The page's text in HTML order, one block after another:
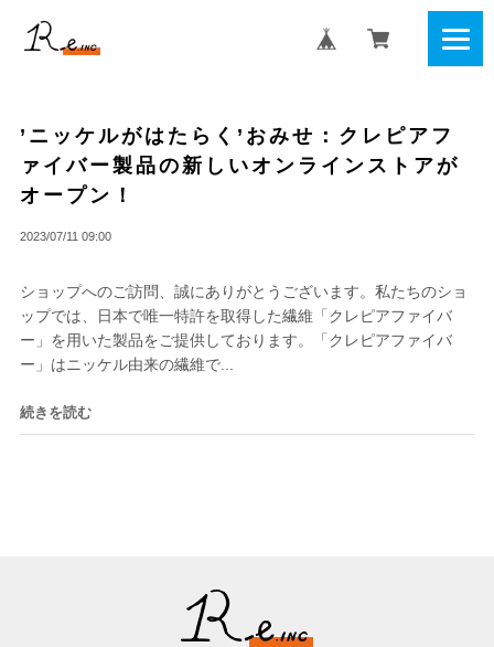
’ニッケルがはたらく’おみせ：クレピアフ
ァイバー製品の新しいオンラインストアが
オープン！
2023/07/11 09:00
ショップへのご訪問、誠にありがとうございます。私たちのショ
ップでは、日本で唯一特許を取得した繊維「クレピアファイバ
ー」を用いた製品をご提供しております。「クレピアファイバ
ー」はニッケル由来の繊維で...
続きを読む